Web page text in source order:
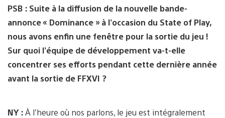
PSB : Suite à la diffusion de la nouvelle bande-
annonce « Dominance » à l’occasion du State of Play,
nous avons enfin une fenêtre pour la sortie du jeu !
Sur quoi l’équipe de développement va-t-elle
concentrer ses efforts pendant cette dernière année
avant la sortie de FFXVI ?
NY :À l’heure où nos parlons, le jeu est intégralement